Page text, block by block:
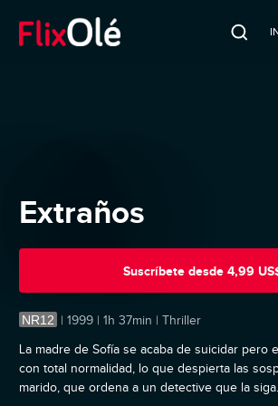
Extraños
Suscríbete desde 4,99
NR12 | 1999 | 1h 37min | Thriller
La madre de Sofía se acaba de suicidar pero
con total normalidad, lo que despierta las
marido, que ordena a un detective que la